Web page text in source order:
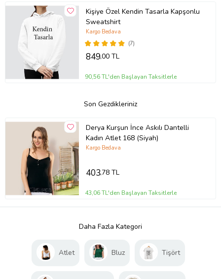
Kişiye Özel Kendin Tasarla Kapşonlu
Sweatshirt
(7)
Kargo Bedava
849,00 TL
90,56 TL'den Başlayan Taksitlerle
Son Gezdikleriniz
Derya Kurşun İnce Askılı Dantelli
Kadın Atlet 168 (Siyah)
Kargo Bedava
403,78 TL
43,06 TL'den Başlayan Taksitlerle
Daha Fazla Kategori
Atlet Bluz Tişört